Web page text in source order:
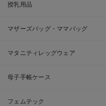
授乳用品
マザーズバッグ・ママバッグ
マタニティレッグウェア
母子手帳ケース
フェムテック